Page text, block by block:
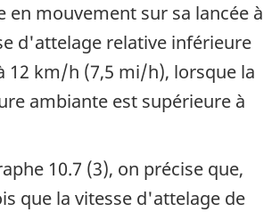
en mouvement sur sa lancée à
d'attelage relative inférieure
12 km/h (7,5 mi/h), lorsque la
ambiante est supérieure à
10.7 (3), on précise que,
que la vitesse d'attelage de